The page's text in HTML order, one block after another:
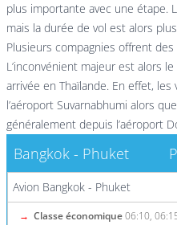
plus importante avec une étape.
mais la durée de vol est alors
Plusieurs compagnies offrent
L’inconvénient majeur est alors
arrivée en Thaïlande. En effet,
l’aéroport Suvarnabhumi alors
généralement depuis l’aéroport
Bangkok - Phuket
Avion Bangkok - Phuket
→ Classe économique06:10,